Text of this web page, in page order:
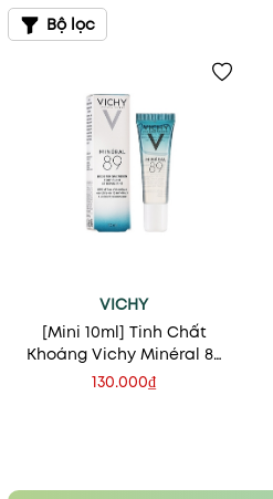
Bộ lọc
VICHY
[Mini 10ml] Tinh Chất
Khoáng Vichy Minéral 89
Fortifying And Plumping
130.000₫